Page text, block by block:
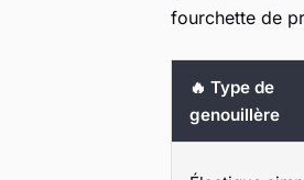
fourchette de
🔥 Type de
genouillère